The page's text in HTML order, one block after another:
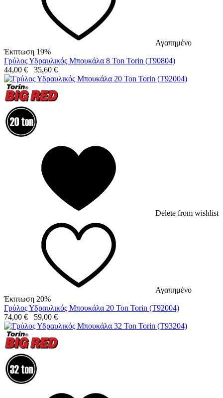
Αγαπημένο
Έκπτωση 19%
Γρύλος Υδραυλικός Μπουκάλα 8 Ton Torin (T90804)
44,00 € 35,60 €
Delete from wishlist
Αγαπημένο
Έκπτωση 20%
Γρύλος Υδραυλικός Μπουκάλα 20 Ton Torin (T92004)
74,00 € 59,00 €